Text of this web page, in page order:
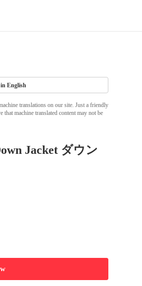
English
translations on our site. Just a friendly
machine translated content may not be
Jacket ダウン